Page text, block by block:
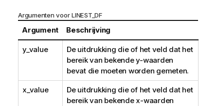
Argumenten voor LINEST_DF
Argument Beschrijving
y_value
De uitdrukking die of het veld dat het
bereik van bekendey-waarden
bevat die moeten worden gemeten.
x_value
De uitdrukking die of het veld dat het
bereik van bekende x-waarden